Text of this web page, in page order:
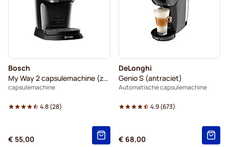
Bosch
My Way 2 capsulemachine (zwart)
capsulemachine
4.8(28)
€ 55,00
DeLonghi
Genio S (antraciet)
Automatische capsulemachine
4.9(673)
€ 68,00